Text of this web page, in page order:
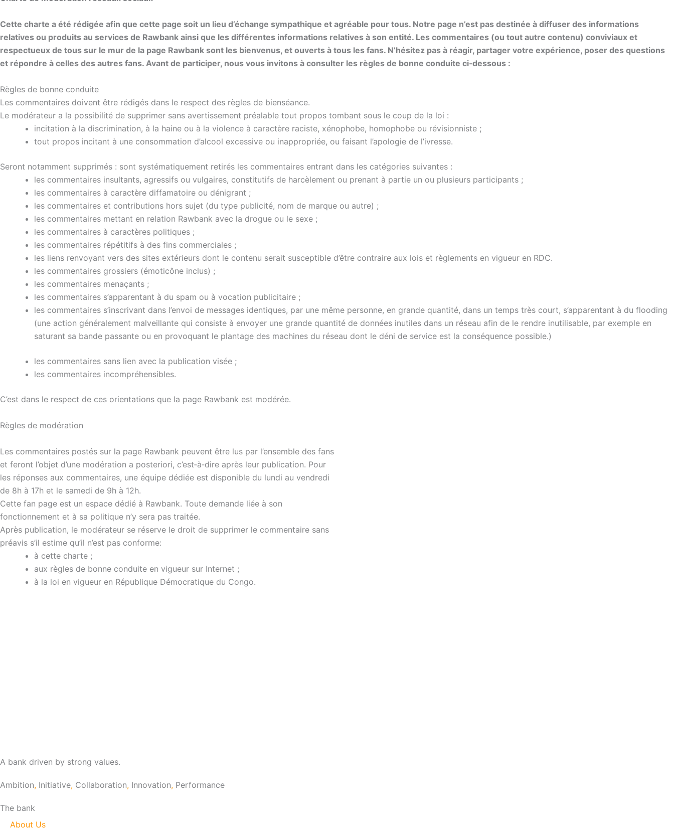
Cette charte a été rédigée afin que cette page soit un lieu d’échange sympathique et agréable pour tous. Notre page n’est pas destinée à diffuser des informations
relatives ou produits au services de Rawbank ainsi que les différentes informations relatives à son entité. Les commentaires (ou tout autre contenu) conviviaux et
respectueux de tous sur le mur de la page Rawbank sont les bienvenus, et ouverts à tous les fans. N’hésitez pas à réagir, partager votre expérience, poser des questions
et répondre à celles des autres fans. Avant de participer, nous vous invitons à consulter les règles de bonne conduite ci‐dessous :
Règles de bonne conduite
Les commentaires doivent être rédigés dans le respect des règles de bienséance.
Le modérateur a la possibilité de supprimer sans avertissement préalable tout propos tombant sous le coup de la loi :
incitation à la discrimination, à la haine ou à la violence à caractère raciste, xénophobe, homophobe ou révisionniste ;
tout propos incitant à une consommation d’alcool excessive ou inappropriée, ou faisant l’apologie de l’ivresse.
Seront notamment supprimés : sont systématiquement retirés les commentaires entrant dans les catégories suivantes :
les commentaires insultants, agressifs ou vulgaires, constitutifs de harcèlement ou prenant à partie un ou plusieurs participants ;
les commentaires à caractère diffamatoire ou dénigrant ;
les commentaires et contributions hors sujet (du type publicité, nom de marque ou autre) ;
les commentaires mettant en relation Rawbank avec la drogue ou le sexe ;
les commentaires à caractères politiques ;
les commentaires répétitifs à des fins commerciales ;
les liens renvoyant vers des sites extérieurs dont le contenu serait susceptible d’être contraire aux lois et règlements en vigueur en RDC.
les commentaires grossiers (émoticône inclus) ;
les commentaires menaçants ;
les commentaires s’apparentant à du spam ou à vocation publicitaire ;
les commentaires s’inscrivant dans l’envoi de messages identiques, par une même personne, en grande quantité, dans un temps très court, s’apparentant à du flooding
(une action généralement malveillante qui consiste à envoyer une grande quantité de données inutiles dans un réseau afin de le rendre inutilisable, par exemple en
saturant sa bande passante ou en provoquant le plantage des machines du réseau dont le déni de service est la conséquence possible.)
les commentaires sans lien avec la publication visée ;
les commentaires incompréhensibles.
C’est dans le respect de ces orientations que la page Rawbank est modérée.
Règles de modération
Les commentaires postés sur la page Rawbank peuvent être lus par l’ensemble des fans
et feront l’objet d’une modération a posteriori, c’est‐à‐dire après leur publication. Pour
les réponses aux commentaires, une équipe dédiée est disponible du lundi au vendredi
de 8h à 17h et le samedi de 9h à 12h.
Cette fan page est un espace dédié à Rawbank. Toute demande liée à son
fonctionnement et à sa politique n’y sera pas traitée.
Après publication, le modérateur se réserve le droit de supprimer le commentaire sans
préavis s’il estime qu’il n’est pas conforme:
à cette charte ;
aux règles de bonne conduite en vigueur sur Internet ;
à la loi en vigueur en République Démocratique du Congo.
A bank driven by strong values.
Ambition, Initiative, Collaboration, Innovation, Performance
The bank
About Us